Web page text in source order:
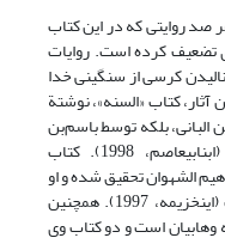
صد روایتی که در این کتاب
نظر سندی تضعیف کرده است. روایات
کرسی از سنگینی خدا
کتاب «السنه»، نوشتة
البانی، بلکه توسط باسم‌بن
فیصل الجوابره نیز تحقیق شده است (ابن‏ابی‏عاصم، 1998). کتاب
الشهوان تحقیق شده و او
با این تحقیق، دکترای خود را گرفته است (این‏خزیمه، 1997). همچنین
وهابیان است و دو کتاب وی